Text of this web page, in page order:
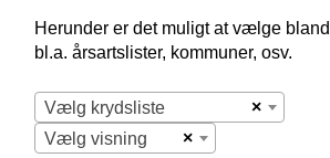
Herunder er det muligt at vælge
bl.a. årsartslister, kommuner, osv.
×
Vælg krydsliste
×
Vælg visning